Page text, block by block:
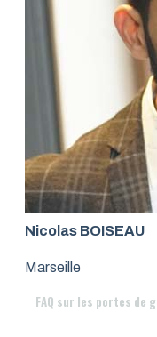
Nicolas BOISEAU
Marseille
FAQ sur les portes de